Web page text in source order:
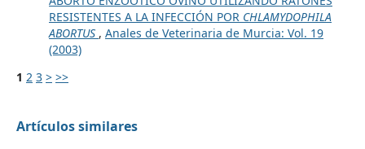
RESISTENTES A LA INFECCIÓN POR CHLAMYDOPHILA
ABORTUS , Anales de Veterinaria de Murcia: Vol. 19
(2003)
1 2 3 > >>
Artículos similares